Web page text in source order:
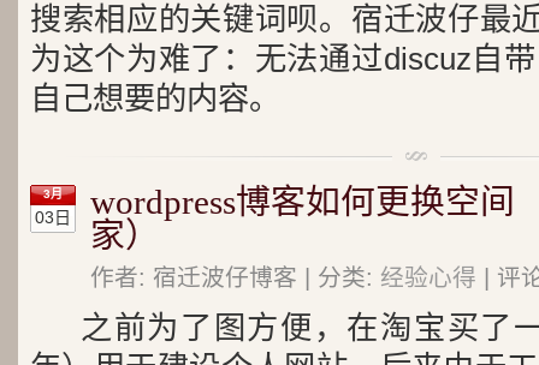
搜索相应的关键词呗。宿迁波仔最
为这个为难了：无法通过discuz自
自己想要的内容。
3月
03日
wordpress博客如何更换空间
家）
作者: 宿迁波仔博客 | 分类: 经验心得 | 评
之前为了图方便，在淘宝买了